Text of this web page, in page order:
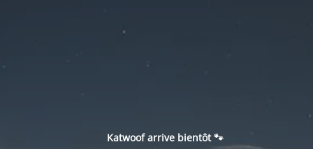
Katwoof arrive bientôt 🐾